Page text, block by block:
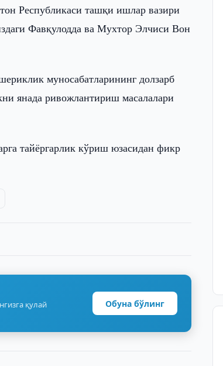
Республикаси ташқи ишлар вазири
Фавқулодда ва Мухтор Элчиси Вон
муносабатларининг долзарб
янада ривожлантириш масалалари
тайёргарлик кўриш юзасидан фикр
қулай
Обуна бўлинг